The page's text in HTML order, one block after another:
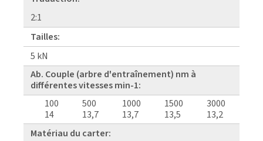
2:1
Tailles:
5 kN
Ab. Couple (arbre d'entraînement) nm à
différentes vitesses min-1:
100
14
500
13,7
1000
13,7
1500
13,5
3000
13,2
Matériau du carter: